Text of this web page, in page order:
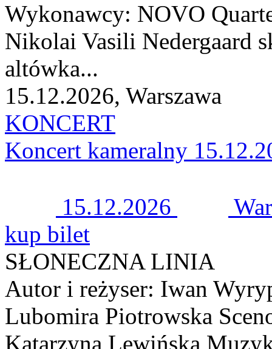
Wykonawcy: NOVO
Nikolai Vasili Nedergaard
altówka...
15.12.2026, Warszawa
KONCERT
Koncert kameralny
15.12.2026
kup bilet
SŁONECZNA LINIA
Autor i reżyser: Iwan
Lubomira Piotrowska
Katarzyna Lewińska